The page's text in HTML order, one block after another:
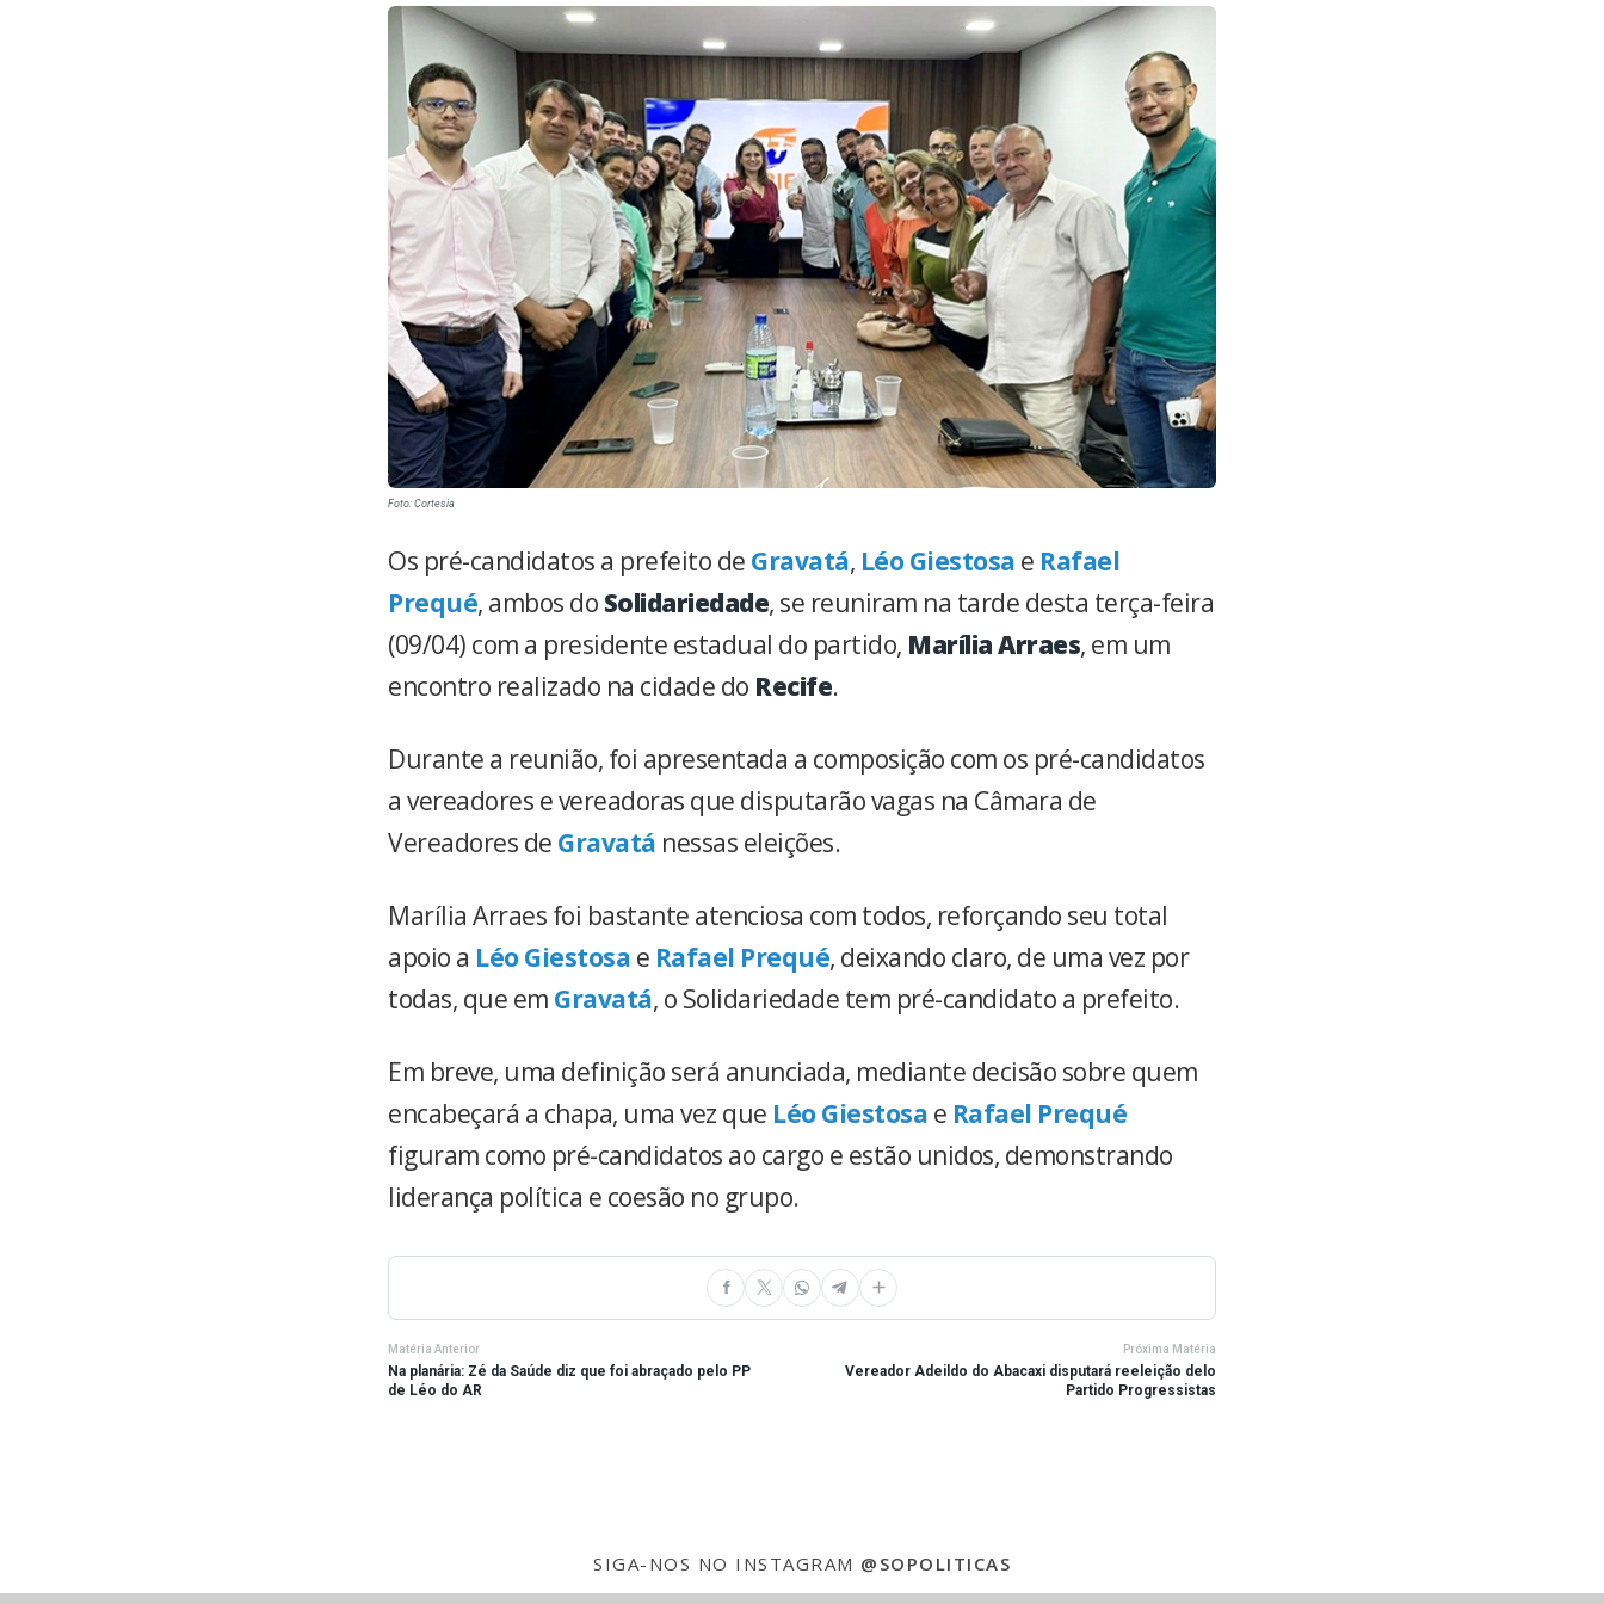
Foto: Cortesia
Os pré-candidatos a prefeito de Gravatá, Léo Giestosa e Rafael
Prequé, ambos do Solidariedade, se reuniram na tarde desta terça-feira
(09/04) com a presidente estadual do partido, Marília Arraes, em um
encontro realizado na cidade do Recife.
Durante a reunião, foi apresentada a composição com os pré-candidatos
a vereadores e vereadoras que disputarão vagas na Câmara de
Vereadores de Gravatá nessas eleições.
Marília Arraes foi bastante atenciosa com todos, reforçando seu total
apoio a Léo Giestosa e Rafael Prequé, deixando claro, de uma vez por
todas, que em Gravatá, o Solidariedade tem pré-candidato a prefeito.
Em breve, uma definição será anunciada, mediante decisão sobre quem
encabeçará a chapa, uma vez que Léo Giestosa e Rafael Prequé
figuram como pré-candidatos ao cargo e estão unidos, demonstrando
liderança política e coesão no grupo.
Matéria Anterior
Na planária: Zé da Saúde diz que foi abraçado pelo PP
de Léo do AR
Próxima Matéria
Vereador Adeildo do Abacaxi disputará reeleição delo
Partido Progressistas
SIGA-NOS NO INSTAGRAM @SOPOLITICAS